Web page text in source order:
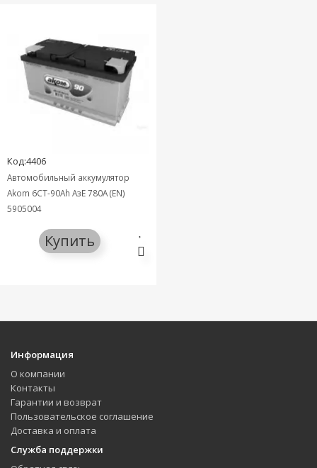
Код:4406
Автомобильный аккумулятор
Akom 6СТ-90Ah АзЕ 780A (EN)
5905004
Купить
Информация
О компании
Контакты
Гарантии и возврат
Пользовательское соглашение
Доставка и оплата
Служба поддержки